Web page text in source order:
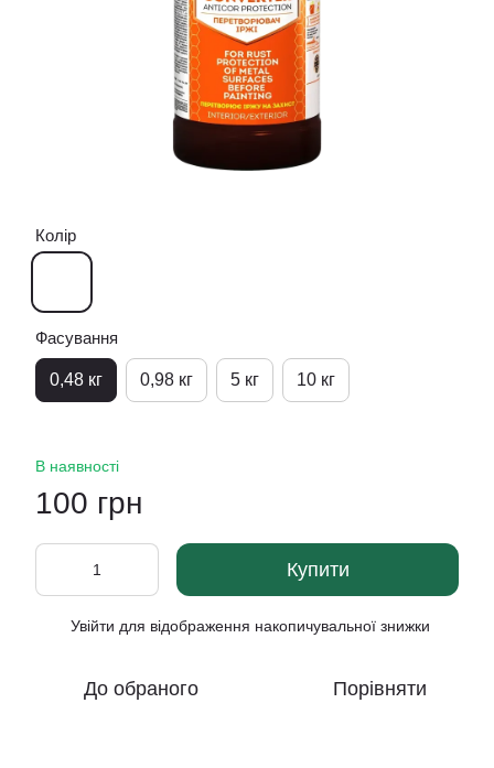
Колір
Фасування
0,48 кг 0,98 кг 5 кг 10 кг
В наявності
100 грн
Купити
Увійти для відображення накопичувальної знижки
До обраного Порівняти